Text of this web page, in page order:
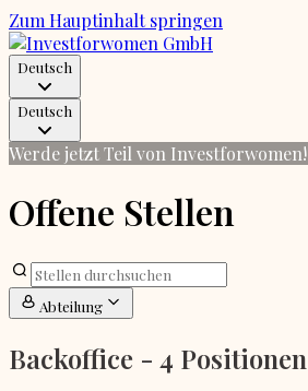
Zum Hauptinhalt springen
Deutsch
Deutsch
Werde jetzt Teil von Investforwomen!
Offene Stellen
Abteilung
Backoffice - 4 Positionen